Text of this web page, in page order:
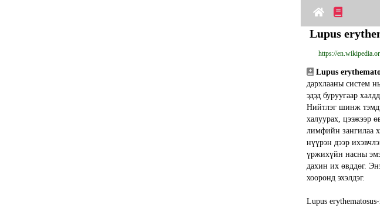
Lupus
https://
Lupus
дархлааны систем
эдэд буруугаар
Нийтлэг шинж
халуурах, цээжээр
лимфийн зангилаа
нүүрэн дээр
үржихүйн насны
дахин их өвддөг.
хооронд эхэлдэг.
Lupus